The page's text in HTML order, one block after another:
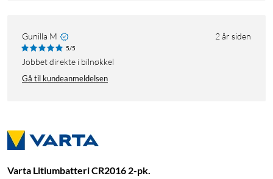
Gunilla M 2 år siden
5/5
Jobbet direkte i bilnøkkel
Gå til kundeanmeldelsen
Varta Litiumbatteri CR2016 2-pk.